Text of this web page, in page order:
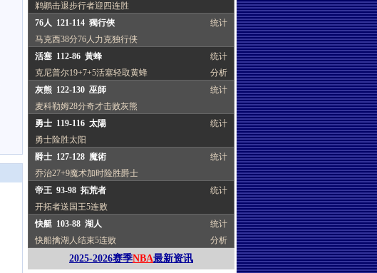
鹈鹕击退步行者迎四连胜
76人 121-114 獨行俠
统计
马克西38分76人力克独行侠
活塞 112-86 黃蜂
统计
克尼普尔19+7+5活塞轻取黄蜂
分析
灰熊 122-130 巫師
统计
麦科勒姆28分奇才击败灰熊
勇士 119-116 太陽
统计
勇士险胜太阳
爵士 127-128 魔術
统计
乔治27+9魔术加时险胜爵士
帝王 93-98 拓荒者
统计
开拓者送国王5连败
快艇 103-88 湖人
统计
快船擒湖人结束5连败
分析
2025-2026赛季NBA最新资讯